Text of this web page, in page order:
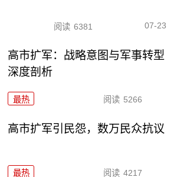
阅读 6381 07-23
高市扩军：战略意图与军事转型
深度剖析
最热 阅读 5266
高市扩军引民怨，数万民众抗议
最热 阅读 4217